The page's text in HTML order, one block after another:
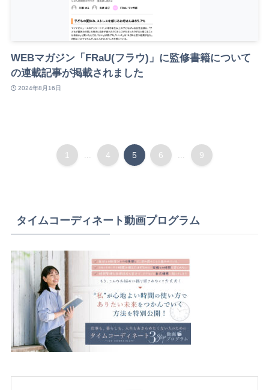
WEBマガジン「FRaU(フラウ)」に監修書籍について
の連載記事が掲載されました
2024年8月16日
1 ... 4 5 6 ... 9
タイムコーディネート動画プログラム